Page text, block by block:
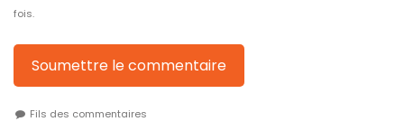
fois.
Soumettre le commentaire
Fils des commentaires